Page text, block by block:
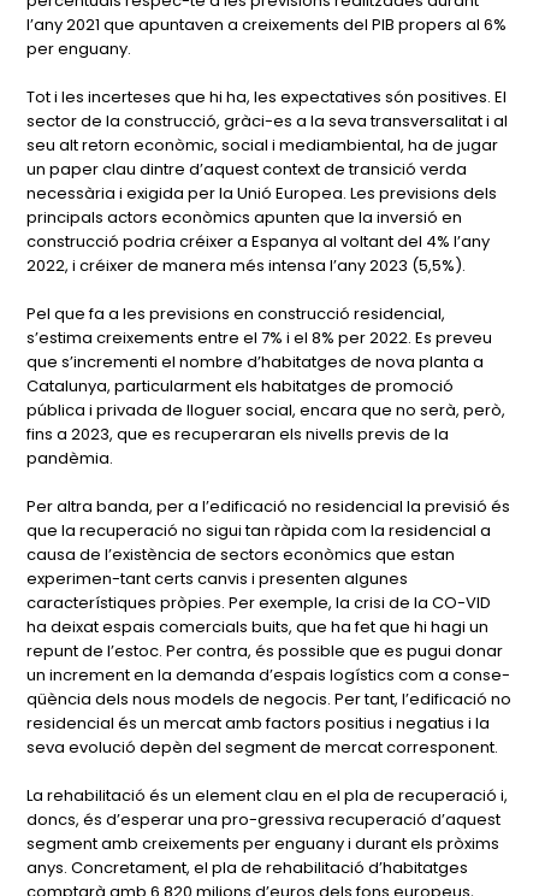
l’any 2021 que apuntaven a creixements del PIB propers al 6%
per enguany.
Tot i les incerteses que hi ha, les expectatives són positives. El
sector de la construcció, gràci-es a la seva transversalitat i al
seu alt retorn econòmic, social i mediambiental, ha de jugar
un paper clau dintre d’aquest context de transició verda
necessària i exigida per la Unió Europea. Les previsions dels
principals actors econòmics apunten que la inversió en
construcció podria créixer a Espanya al voltant del 4% l’any
2022, i créixer de manera més intensa l’any 2023 (5,5%).
Pel que fa a les previsions en construcció residencial,
s’estima creixements entre el 7% i el 8% per 2022. Es preveu
que s’incrementi el nombre d’habitatges de nova planta a
Catalunya, particularment els habitatges de promoció
pública i privada de lloguer social, encara que no serà, però,
fins a 2023, que es recuperaran els nivells previs de la
pandèmia.
Per altra banda, per a l’edificació no residencial la previsió és
que la recuperació no sigui tan ràpida com la residencial a
causa de l’existència de sectors econòmics que estan
experimen-tant certs canvis i presenten algunes
característiques pròpies. Per exemple, la crisi de la CO-VID
ha deixat espais comercials buits, que ha fet que hi hagi un
repunt de l’estoc. Per contra, és possible que es pugui donar
un increment en la demanda d’espais logístics com a conse-
qüència dels nous models de negocis. Per tant, l’edificació no
residencial és un mercat amb factors positius i negatius i la
seva evolució depèn del segment de mercat corresponent.
La rehabilitació és un element clau en el pla de recuperació i,
doncs, és d’esperar una pro-gressiva recuperació d’aquest
segment amb creixements per enguany i durant els pròxims
anys. Concretament, el pla de rehabilitació d’habitatges